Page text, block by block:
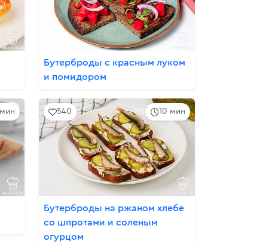
Бутерброды с красным луком
и помидором
10 мин
540
Бутерброды на ржаном хлебе
со шпротами и соленым
огурцом